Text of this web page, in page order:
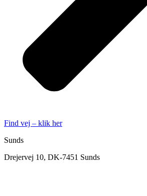
Find vej – klik her
Sunds
Drejervej 10, DK-7451 Sunds